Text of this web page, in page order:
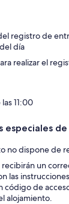
registro de
día
realizar el
11:00
especiales
no dispone de
recibirán un
las
código de
alojamiento.